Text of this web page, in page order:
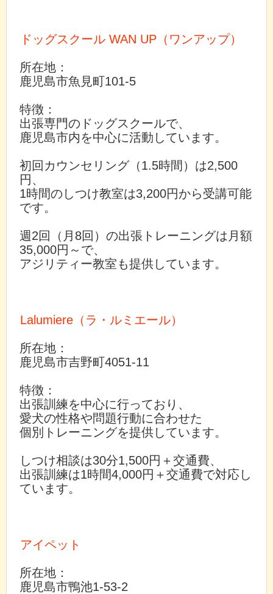
ドッグスクール WAN UP（ワンアップ）
所在地：
鹿児島市魚見町101-5
特徴：
出張専門のドッグスクールで、
鹿児島市内を中心に活動しています。
初回カウンセリング（1.5時間）は2,500
円、
1時間のしつけ教室は3,200円から受講可能
です。
週2回（月8回）の出張トレーニングは月額
35,000円～で、
アジリティー教室も提供しています。
Lalumiere（ラ・ルミエール）
所在地：
鹿児島市吉野町4051-11
特徴：
出張訓練を中心に行っており、
愛犬の性格や問題行動に合わせた
個別トレーニングを提供しています。
しつけ相談は30分1,500円＋交通費、
出張訓練は1時間4,000円＋交通費で対応し
ています。
アイペット
所在地：
鹿児島市鴨池1-53-2